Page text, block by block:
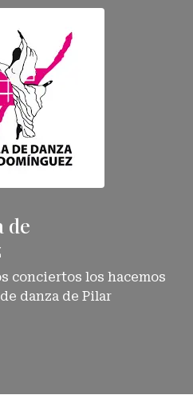
de
conciertos los hacemos
danza de Pilar